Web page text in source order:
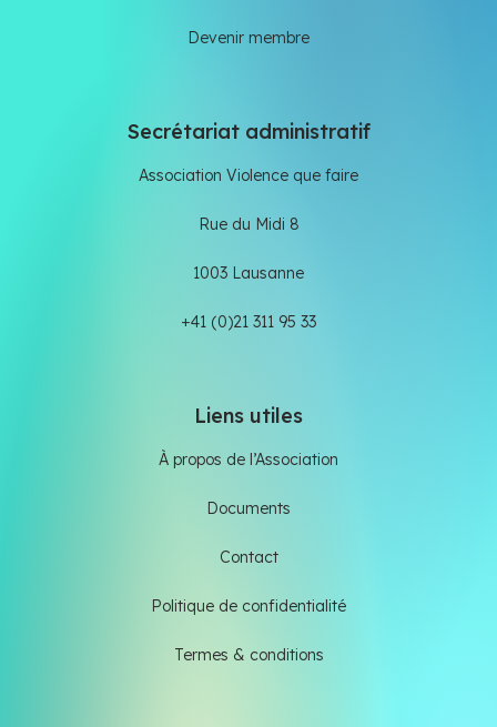
Devenir membre
Secrétariat administratif
Association Violence que faire
Rue du Midi 8
1003 Lausanne
+41 (0)21 311 95 33
Liens utiles
À propos de l’Association
Documents
Contact
Politique de confidentialité
Termes & conditions